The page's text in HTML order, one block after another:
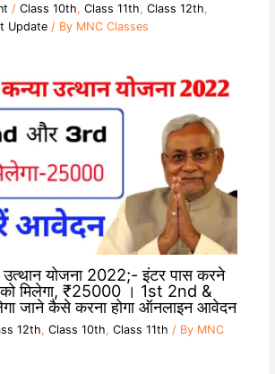
/ Class 10th, Class 11th, Class 12th,
Update/ By MNC Classes
उत्थान योजना 2022;- इंटर पास करने
को मिलेगा, ₹25000 । 1st 2nd &
जाने कैसे करना होगा ऑनलाइन आवेदन
12th, Class 10th, Class 11th / By MNC